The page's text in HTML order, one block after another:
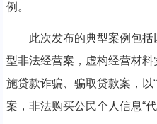
例。
此次发布的典型案例包括
型非法经营案，虚构经营材料
施贷款诈骗、骗取贷款案，以
案，非法购买公民个人信息“代